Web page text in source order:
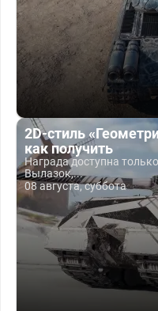
2D-стиль
как получить
Награда доступна
Вылазок,...
08 августа, суббота